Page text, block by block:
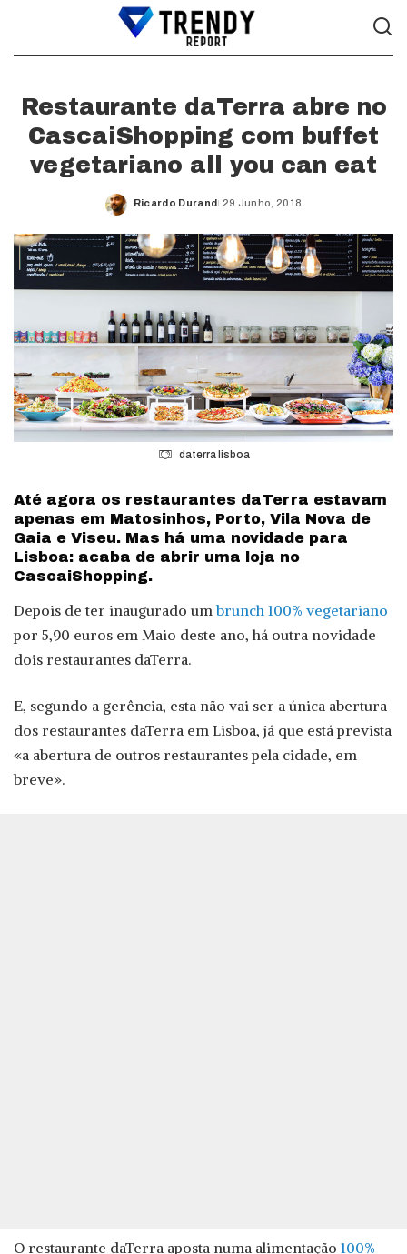
Restaurante daTerra abre no
CascaiShopping com buffet
vegetariano all you can eat
Posted
Ricardo Durand 29 Junho, 2018
daterra lisboa
Até agora os restaurantes daTerra estavam
apenas em Matosinhos, Porto, Vila Nova de
Gaia e Viseu. Mas há uma novidade para
Lisboa: acaba de abrir uma loja no
CascaiShopping.
Depois de ter inaugurado umbrunch 100% vegetariano
por 5,90 euros em Maio deste ano, há outra novidade
dois restaurantes daTerra.
E, segundo a gerência, esta não vai ser a única abertura
dos restaurantes daTerra em Lisboa, já que está prevista
«a abertura de outros restaurantes pela cidade, em
breve».
O restaurante daTerra aposta numa alimentação 100%